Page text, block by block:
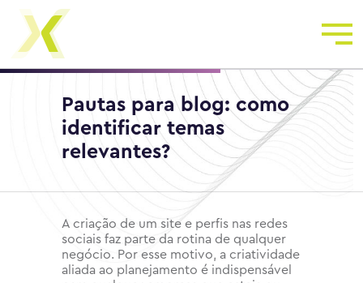
Pautas para blog: como
identificar temas
relevantes?
A criação de um site e perfis nas redes
sociais faz parte da rotina de qualquer
negócio. Por esse motivo, a criatividade
aliada ao planejamento é indispensável